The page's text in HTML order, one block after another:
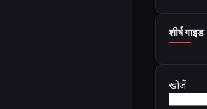
शीर्ष गाइड
खोजें